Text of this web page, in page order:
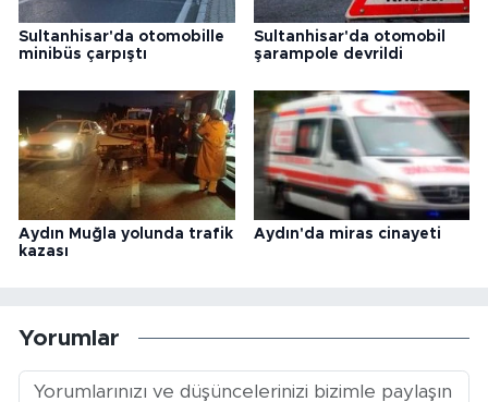
Sultanhisar'da otomobille
minibüs çarpıştı
Sultanhisar'da otomobil
şarampole devrildi
Aydın Muğla yolunda trafik
kazası
Aydın'da miras cinayeti
Yorumlar